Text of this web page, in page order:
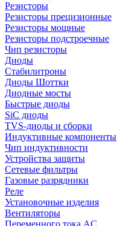
Резисторы
Резисторы прецизионные
Резисторы мощные
Резисторы подстроечные
Чип резисторы
Диоды
Стабилитроны
Диоды Шоттки
Диодные мосты
Быстрые диоды
SiC диоды
TVS-диоды и сборки
Индуктивные компоненты
Чип индуктивности
Устройства защиты
Сетевые фильтры
Газовые разрядники
Реле
Установочные изделия
Вентиляторы
Переменного тока AC